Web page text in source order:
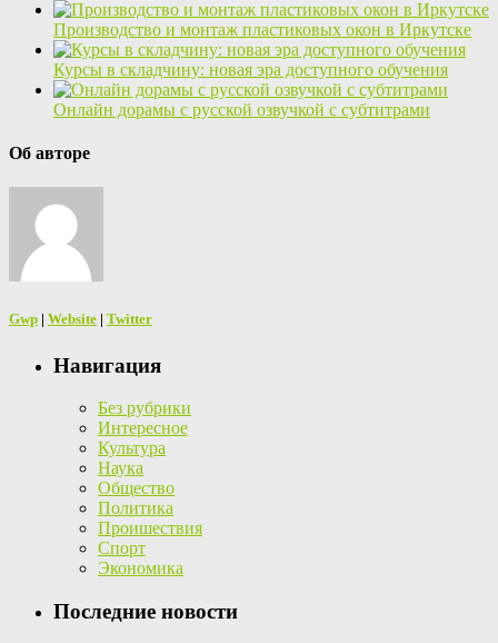
Производство и монтаж пластиковых окон в Иркутске
Курсы в складчину: новая эра доступного обучения
Онлайн дорамы с русской озвучкой с субтитрами
Об авторе
Gwp | Website | Twitter
Навигация
Без рубрики
Интересное
Культура
Наука
Общество
Политика
Проишествия
Спорт
Экономика
Последние новости